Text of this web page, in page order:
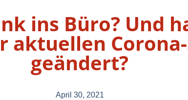
ins Büro? Und
aktuellen
geändert?
April 30, 2021